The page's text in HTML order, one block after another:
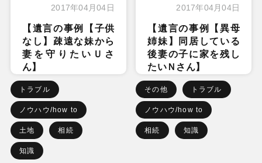
2017年04月04日
【遺言の事例【子供
なし】疎遠な妹から
妻を守りたいＵさ
ん】
トラブル
ノウハウ/how to
土地 相続
知識
2017年04月04日
【遺言の事例【異母
姉妹】同居している
後妻の子に家を残し
たいＮさん】
その他 トラブル
ノウハウ/how to
相続 知識